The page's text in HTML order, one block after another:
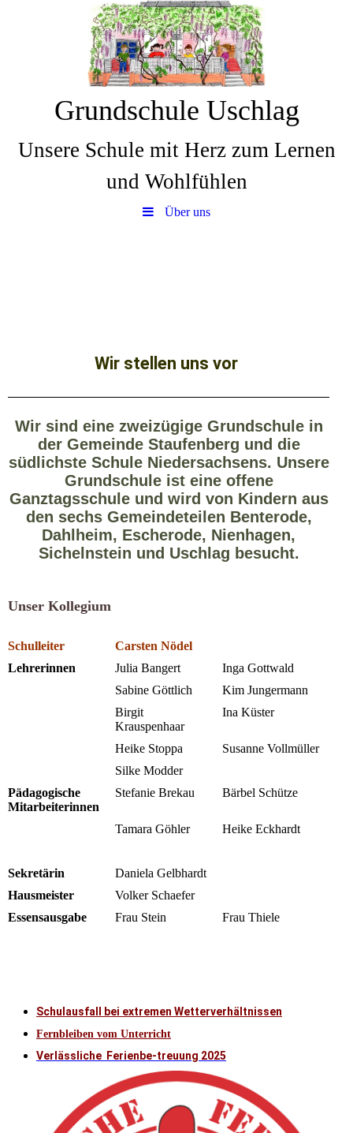
Grundschule Uschlag
Unsere Schule mit Herz zum Lernen
und Wohlfühlen
Über uns
Wir stellen uns vor
Wir sind eine zweizügige Grundschule in
der Gemeinde Staufenberg und die
südlichste Schule Niedersachsens. Unsere
Grundschule ist eine offene
Ganztagsschule und wird von Kindern aus
den sechs Gemeindeteilen Benterode,
Dahlheim, Escherode, Nienhagen,
Sichelnstein und Uschlag besucht.
Unser Kollegium
Schulleiter
Carsten Nödel
Lehrerinnen
Julia Bangert
Inga Gottwald
Sabine Göttlich
Kim Jungermann
Birgit
Krauspenhaar
Ina Küster
Heike Stoppa
Susanne Vollmüller
Silke Modder
Pädagogische
Mitarbeiterinnen
Stefanie Brekau Bärbel Schütze
Tamara Göhler Heike Eckhardt
Sekretärin
Daniela Gelbhardt
Hausmeister
Volker Schaefer
Essensausgabe
Frau Stein Frau Thiele
Schulausfall bei extremen Wetterverhältnissen
Fernbleiben vom Unterricht
Verlässliche Ferienbe-treuung 2025